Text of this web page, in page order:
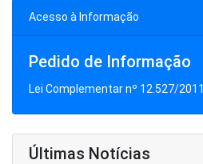
Acesso à Informação
Pedido de Informação
Lei Complementar nº 12.527/2011
Últimas Notícias